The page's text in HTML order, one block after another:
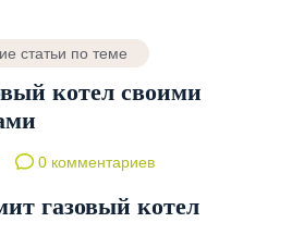
статьи по теме
котел своими
0 комментариев
газовый котел